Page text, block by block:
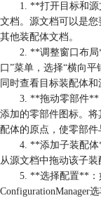
1. **打开目标和源
文档。源文档可以是
其他装配体文档。
2. **调整窗口布局**
口”菜单，选择“横向
同时查看目标装配体和
3. **拖动零部件**：
添加的零部件图标。
配体的原点，使零部件
4. **添加子装配体**
从源文档中拖动该子装
5. **选择配置**：如
ConfigurationManager